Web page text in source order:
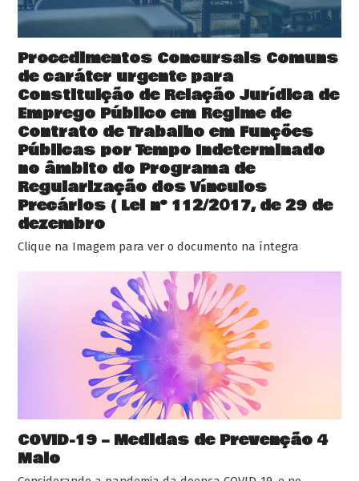
Procedimentos Concursais Comuns
de caráter urgente para
Constituição de Relação Jurídica de
Emprego Público em Regime de
Contrato de Trabalho em Funções
Públicas por Tempo Indeterminado
no âmbito do Programa de
Regularização dos Vínculos
Precários ( Lei nº 112/2017, de 29 de
dezembro
Clique na Imagem para ver o documento na íntegra
COVID-19 – Medidas de Prevenção 4
Maio